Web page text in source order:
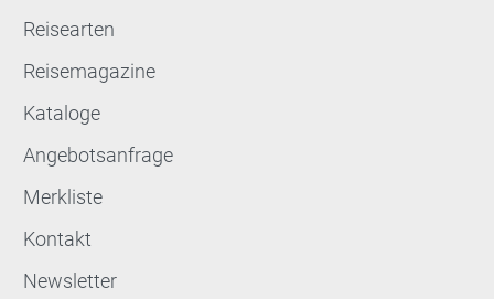
Reisearten
Reisemagazine
Kataloge
Angebotsanfrage
Merkliste
Kontakt
Newsletter